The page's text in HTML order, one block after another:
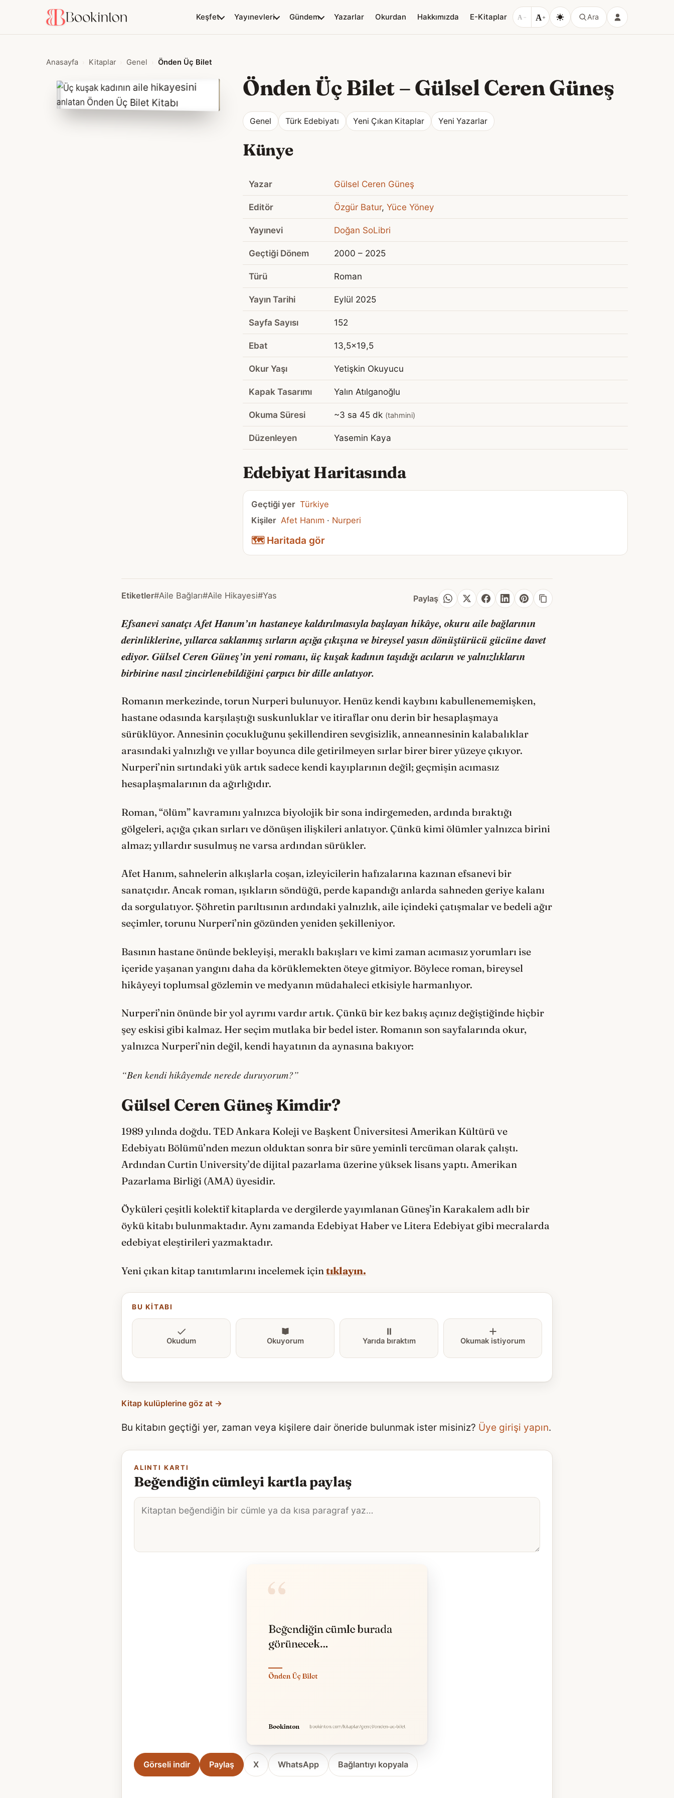
Keşfet Yayınevleri Gündem Yazarlar Okurdan Hakkımızda E-Kitaplar A − A+ Ara
Anasayfa Kitaplar Genel Önden Üç Bilet
Önden Üç Bilet–Gülsel Ceren Güneş
Genel Türk Edebiyatı Yeni Çıkan Kitaplar Yeni Yazarlar
Künye
Yazar Gülsel Ceren Güneş
Editör Özgür Batur, Yüce Yöney
Yayınevi Doğan SoLibri
Geçtiği Dönem 2000 – 2025
Türü Roman
Yayın Tarihi Eylül 2025
Sayfa Sayısı 152
Ebat 13,5x19,5
Okur Yaşı Yetişkin Okuyucu
Kapak Tasarımı Yalın Atılganoğlu
Okuma Süresi ~3 sa 45 dk (tahmini)
Düzenleyen Yasemin Kaya
Edebiyat Haritasında
Geçtiği yer Türkiye
Kişiler Afet Hanım · Nurperi
🗺️ Haritada gör
Etiketler#Aile Bağları#Aile Hikayesi#Yas Paylaş
Efsanevi sanatçı Afet Hanım’ın hastaneye kaldırılmasıyla başlayan hikâye, okuru aile bağlarının
derinliklerine, yıllarca saklanmış sırların açığa çıkışına ve bireysel yasın dönüştürücü gücüne davet
ediyor. Gülsel Ceren Güneş’in yeni romanı, üç kuşak kadının taşıdığı acıların ve yalnızlıkların
birbirine nasıl zincirlenebildiğini çarpıcı bir dille anlatıyor.
Romanın merkezinde, torun Nurperi bulunuyor. Henüz kendi kaybını kabullenememişken,
hastane odasında karşılaştığı suskunluklar ve itiraflar onu derin bir hesaplaşmaya
sürüklüyor. Annesinin çocukluğunu şekillendiren sevgisizlik, anneannesinin kalabalıklar
arasındaki yalnızlığı ve yıllar boyunca dile getirilmeyen sırlar birer birer yüzeye çıkıyor.
Nurperi’nin sırtındaki yük artık sadece kendi kayıplarının değil; geçmişin acımasız
hesaplaşmalarının da ağırlığıdır.
Roman, “ölüm” kavramını yalnızca biyolojik bir sona indirgemeden, ardında bıraktığı
gölgeleri, açığa çıkan sırları ve dönüşen ilişkileri anlatıyor. Çünkü kimi ölümler yalnızca birini
almaz; yıllardır susulmuş ne varsa ardından sürükler.
Afet Hanım, sahnelerin alkışlarla coşan, izleyicilerin hafızalarına kazınan efsanevi bir
sanatçıdır. Ancak roman, ışıkların söndüğü, perde kapandığı anlarda sahneden geriye kalanı
da sorgulatıyor. Şöhretin parıltısının ardındaki yalnızlık, aile içindeki çatışmalar ve bedeli ağır
seçimler, torunu Nurperi’nin gözünden yeniden şekilleniyor.
Basının hastane önünde bekleyişi, meraklı bakışları ve kimi zaman acımasız yorumları ise
içeride yaşanan yangını daha da körüklemekten öteye gitmiyor. Böylece roman, bireysel
hikâyeyi toplumsal gözlemin ve medyanın müdahaleci etkisiyle harmanlıyor.
Nurperi’nin önünde bir yol ayrımı vardır artık. Çünkü bir kez bakış açınız değiştiğinde hiçbir
şey eskisi gibi kalmaz. Her seçim mutlaka bir bedel ister. Romanın son sayfalarında okur,
yalnızca Nurperi’nin değil, kendi hayatının da aynasına bakıyor:
“Ben kendi hikâyemde nerede duruyorum?”
Gülsel Ceren Güneş Kimdir?
1989 yılında doğdu. TED Ankara Koleji ve Başkent Üniversitesi Amerikan Kültürü ve
Edebiyatı Bölümü’nden mezun olduktan sonra bir süre yeminli tercüman olarak çalıştı.
Ardından Curtin University’de dijital pazarlama üzerine yüksek lisans yaptı. Amerikan
Pazarlama Birliği (AMA) üyesidir.
Öyküleri çeşitli kolektif kitaplarda ve dergilerde yayımlanan Güneş’in Karakalem adlı bir
öykü kitabı bulunmaktadır. Aynı zamanda Edebiyat Haber ve Litera Edebiyat gibi mecralarda
edebiyat eleştirileri yazmaktadır.
Yeni çıkan kitap tanıtımlarını incelemek için tıklayın.
BU KITABI
Okudum Okuyorum Yarıda bıraktım Okumak istiyorum
Kitap kulüplerine göz at →
Bu kitabın geçtiği yer, zaman veya kişilere dair öneride bulunmak ister misiniz? Üye girişi yapın.
ALINTI KARTI
Beğendiğin cümleyi kartla paylaş
Alıntı
metni
Görseli indir Paylaş X WhatsApp Bağlantıyı kopyala